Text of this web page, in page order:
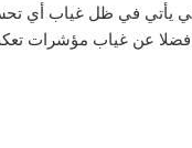
يأتي في ظل غياب أي
فضلا عن غياب مؤشرات